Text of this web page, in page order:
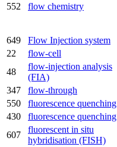
552 flow chemistry
649 Flow Injection system
22
flow-cell
48
flow-injection analysis
(FIA)
347
flow-through
550
fluorescence quenching
430
fluorescence quenching
607
fluorescent in situ
hybridisation (FISH)